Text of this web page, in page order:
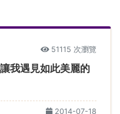
51115 次瀏覽
我遇見如此美麗的
2014-07-18